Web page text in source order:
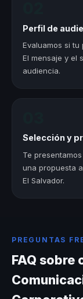
Perfil de
Evaluamos si
El mensaje y el
audiencia.
Selección y
Te
una propuesta
El Salvador.
PREGUNTAS
FAQ sobre